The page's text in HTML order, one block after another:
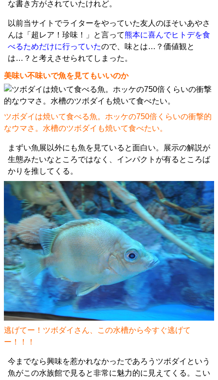
な書き方がされていたけれど。
以前当サイトでライターをやっていた友人のほそいあやさ
んは「超レア！珍味！」と言って熊本に喜んでヒトデを食
べるためだけに行っていたので、味とは…？価値観と
は…？と考えさせられてしまった。
美味い不味いで魚を見てもいいのか
ツボダイは焼いて食べる魚。ホッケの750倍くらいの衝撃的
なウマさ。水槽のツボダイも焼いて食べたい。
まずい魚展以外にも魚を見ていると面白い。展示の解説が
生態みたいなところではなく、インパクトが有るところば
かりを推してくる。
逃げてー！ツボダイさん、この水槽から今すぐ逃げて
ー！！！
今までなら興味を惹かれなかったであろうツボダイという
魚がこの水族館で見ると非常に魅力的に見えてくる。こい